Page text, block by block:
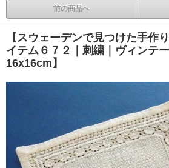
前の商品へ
【スウェーデンで見つけた手作
イテム６７２｜刺繍｜ヴィンテ
16x16cm】